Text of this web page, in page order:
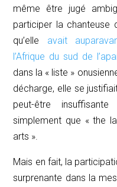
même être jugé
participer la chanteuse
qu’elle avait
l’Afrique du sud de
dans la « liste »
décharge, elle se
peut-être
simplement que « the
arts ».
Mais en fait, la
surprenante dans la